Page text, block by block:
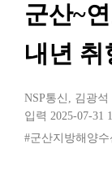
군산~
내년 취
NSP통신 , 김광석
입력 2025-07-31
#군산지방해양수